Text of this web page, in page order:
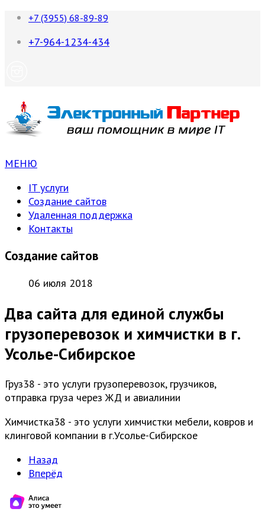
+7 (3955) 68-89-89
+7-964-1234-434
МЕНЮ
IT услуги
Создание сайтов
Удаленная поддержка
Контакты
Создание сайтов
06 июля 2018
Два сайта для единой службы
грузоперевозок и химчистки в г.
Усолье-Сибирское
Груз38 - это услуги грузоперевозок, грузчиков,
отправка груза через ЖД и авиалинии
Химчистка38 - это услуги химчистки мебели, ковров и
клинговой компании в г.Усолье-Сибирское
Назад
Вперёд